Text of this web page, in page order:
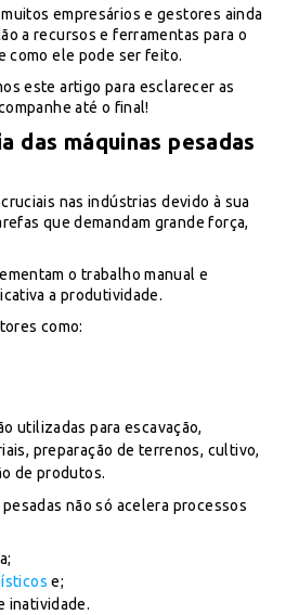
empresários e gestores ainda
a recursos e ferramentas para o
como ele pode ser feito.
este artigo para esclarecer as
até o final!
das máquinas pesadas
nas indústrias devido à sua
que demandam grande força,
o trabalho manual e
a produtividade.
como:
utilizadas para escavação,
preparação de terrenos, cultivo,
de produtos.
não só acelera processos
e;
inatividade.